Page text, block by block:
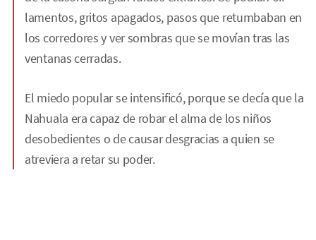
lamentos, gritos apagados, pasos que retumbaban en
los corredores y ver sombras que se movían tras las
ventanas cerradas.
El miedo popular se intensificó, porque se decía que la
Nahuala era capaz de robar el alma de los niños
desobedientes o de causar desgracias a quien se
atreviera a retar su poder.